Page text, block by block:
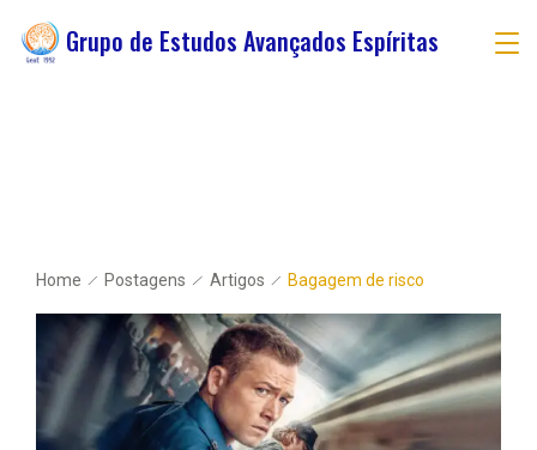
Grupo de Estudos Avançados Espíritas
Home Postagens Artigos Bagagem de risco